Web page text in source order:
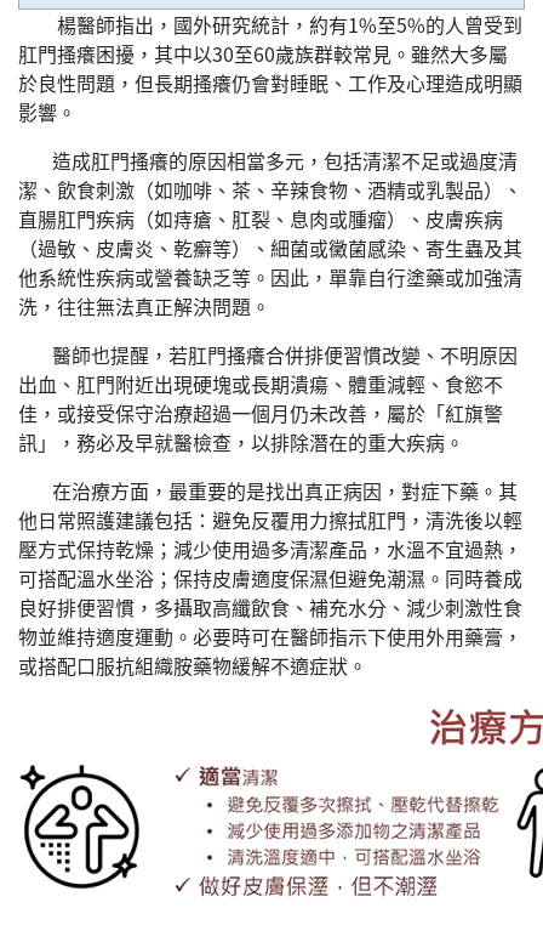
楊醫師指出，國外研究統計，約有1%至5%的人曾受到
肛門搔癢困擾，其中以30至60歲族群較常見。雖然大多屬
於良性問題，但長期搔癢仍會對睡眠、工作及心理造成明顯
影響。
造成肛門搔癢的原因相當多元，包括清潔不足或過度清
潔、飲食刺激（如咖啡、茶、辛辣食物、酒精或乳製品）、
直腸肛門疾病（如痔瘡、肛裂、息肉或腫瘤）、皮膚疾病
（過敏、皮膚炎、乾癬等）、細菌或黴菌感染、寄生蟲及其
他系統性疾病或營養缺乏等。因此，單靠自行塗藥或加強清
洗，往往無法真正解決問題。
醫師也提醒，若肛門搔癢合併排便習慣改變、不明原因
出血、肛門附近出現硬塊或長期潰瘍、體重減輕、食慾不
佳，或接受保守治療超過一個月仍未改善，屬於「紅旗警
訊」，務必及早就醫檢查，以排除潛在的重大疾病。
在治療方面，最重要的是找出真正病因，對症下藥。其
他日常照護建議包括：避免反覆用力擦拭肛門，清洗後以輕
壓方式保持乾燥；減少使用過多清潔產品，水溫不宜過熱，
可搭配溫水坐浴；保持皮膚適度保濕但避免潮濕。同時養成
良好排便習慣，多攝取高纖飲食、補充水分、減少刺激性食
物並維持適度運動。必要時可在醫師指示下使用外用藥膏，
或搭配口服抗組織胺藥物緩解不適症狀。